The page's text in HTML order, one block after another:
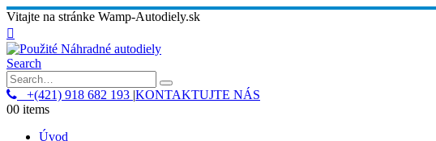
Vitajte na stránke Wamp-Autodiely.sk
Search
+(421) 918 682 193 |KONTAKTUJTE NÁS
00 items
Úvod